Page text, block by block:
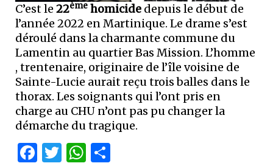
C’est le 22ème homicide depuis le début de
l’année 2022 en Martinique. Le drame s’est
déroulé dans la charmante commune du
Lamentin au quartier Bas Mission. L’homme
, trentenaire, originaire de l’île voisine de
Sainte-Lucie aurait reçu trois balles dans le
thorax. Les soignants qui l’ont pris en
charge au CHU n’ont pas pu changer la
démarche du tragique.
Facebook
Twitter
WhatsApp